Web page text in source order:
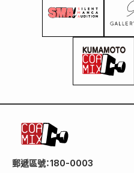
郵遞區號：180-0003